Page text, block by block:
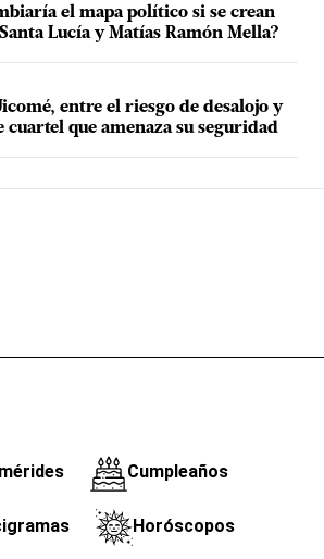
el mapa político si se crean
Lucía y Matías Ramón Mella?
entre el riesgo de desalojo y
cuartel que amenaza su seguridad
Cumpleaños
Horóscopos